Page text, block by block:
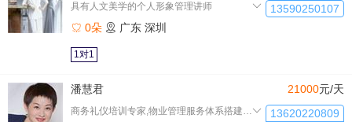
具有人文美学的个人形象管理讲师
0朵 广东 深圳
13590250107
1对1
潘慧君
商务礼仪培训专家,物业管理服务体系搭建专家
21000元/天
13620220809